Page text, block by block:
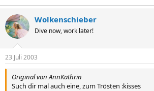
Wolkenschieber
Dive now, work later!
23 Juli 2003
Original von AnnKathrin
Such dir mal auch eine, zum Trösten :kisses